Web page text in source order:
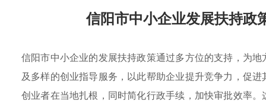
信阳市中小企业发展扶持政
信阳市中小企业的发展扶持政策通过多方位的支持，为
及多样的创业指导服务，以此帮助企业提升竞争力，促
创业者在当地扎根，同时简化行政手续，加快审批效率